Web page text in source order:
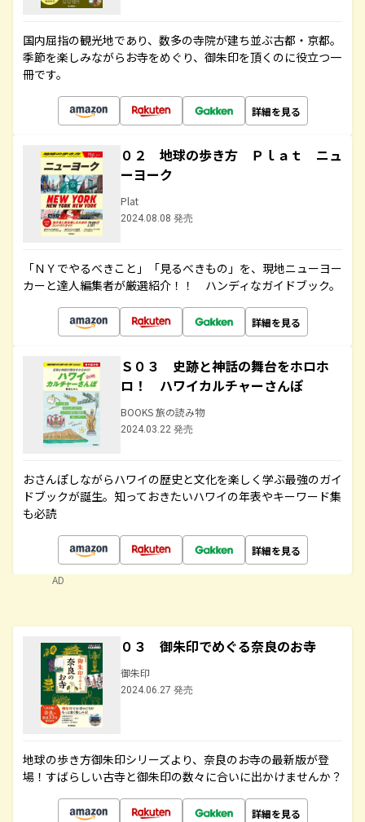
国内屈指の観光地であり、数多の寺院が建ち並ぶ古都・京都。
季節を楽しみながらお寺をめぐり、御朱印を頂くのに役立つ一
冊です。
詳細を見る
０２ 地球の歩き方 Ｐｌａｔ ニュ
ーヨーク
Plat
2024.08.08 発売
「ＮＹでやるべきこと」「見るべきもの」を、現地ニューヨー
カーと達人編集者が厳選紹介！！ ハンディなガイドブック。
詳細を見る
Ｓ０３ 史跡と神話の舞台をホロホ
ロ！ ハワイカルチャーさんぽ
BOOKS 旅の読み物
2024.03.22 発売
おさんぽしながらハワイの歴史と文化を楽しく学ぶ最強のガイ
ドブックが誕生。知っておきたいハワイの年表やキーワード集
も必読
詳細を見る
AD
０３ 御朱印でめぐる奈良のお寺
御朱印
2024.06.27 発売
地球の歩き方御朱印シリーズより、奈良のお寺の最新版が登
場！すばらしい古寺と御朱印の数々に合いに出かけませんか？
詳細を見る